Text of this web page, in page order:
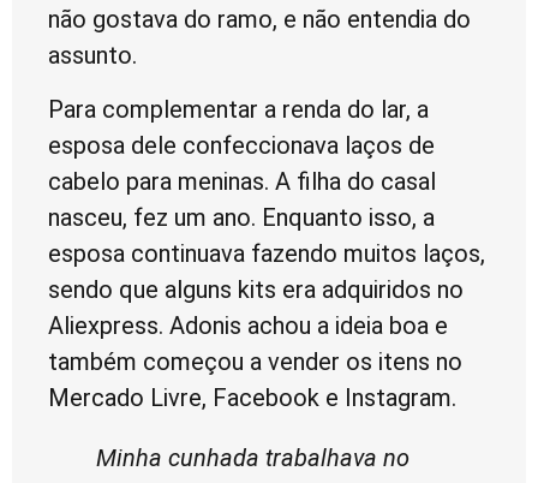
não gostava do ramo, e não entendia do
assunto.
Para complementar a renda do lar, a
esposa dele confeccionava laços de
cabelo para meninas. A filha do casal
nasceu, fez um ano. Enquanto isso, a
esposa continuava fazendo muitos laços,
sendo que alguns kits era adquiridos no
Aliexpress. Adonis achou a ideia boa e
também começou a vender os itens no
Mercado Livre, Facebook e Instagram.
Minha cunhada trabalhava no